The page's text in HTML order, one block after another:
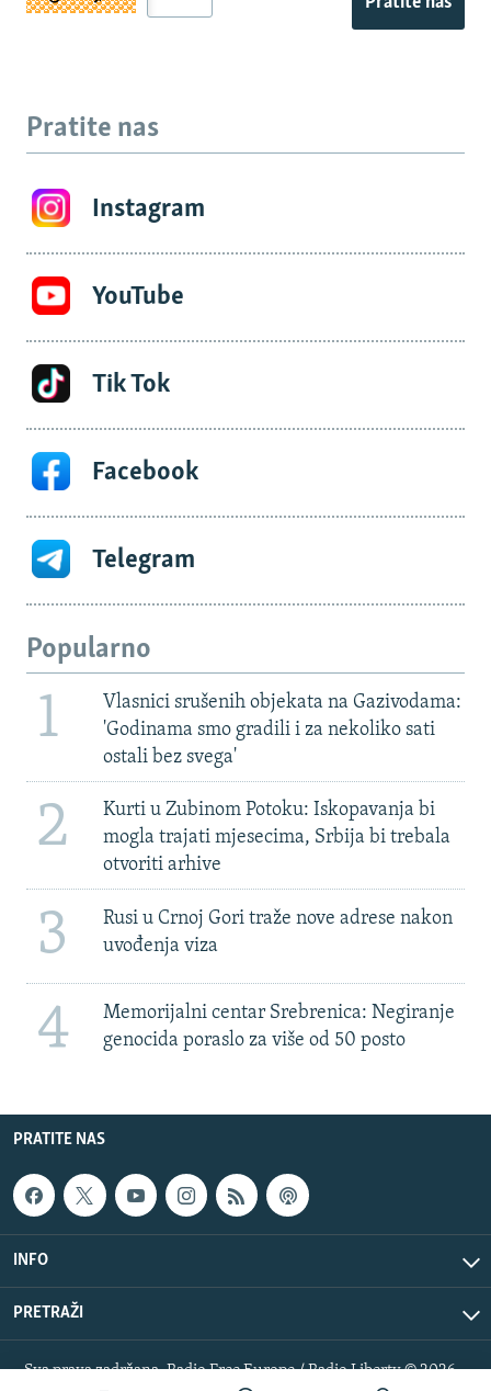
Pratite nas
Instagram
YouTube
Tik Tok
Facebook
Telegram
Popularno
1
Vlasnici srušenih objekata na Gazivodama:
'Godinama smo gradili i za nekoliko sati
ostali bez svega'
2
Kurti u Zubinom Potoku: Iskopavanja bi
mogla trajati mjesecima, Srbija bi trebala
otvoriti arhive
3
Rusi u Crnoj Gori traže nove adrese nakon
uvođenja viza
4
Memorijalni centar Srebrenica: Negiranje
genocida poraslo za više od 50 posto
PRATITE NAS
INFO
PRETRAŽI
Sva prava zadržana. Radio Free Europe / Radio Liberty © 2026